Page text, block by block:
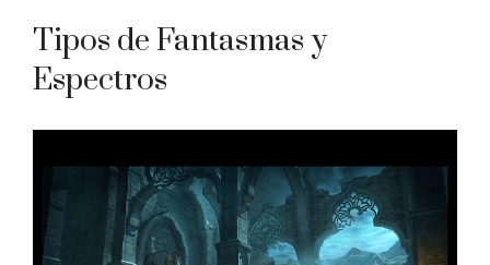
Tipos de Fantasmas y
Espectros